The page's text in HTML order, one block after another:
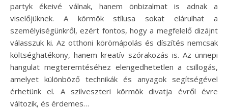
partyk ékeivé válnak, hanem önbizalmat is adnak a
viselőjüknek. A körmök stílusa sokat elárulhat a
személyiségünkről, ezért fontos, hogy a megfelelő dizájnt
válasszuk ki. Az otthoni körömápolás és díszítés nemcsak
költséghatékony, hanem kreatív szórakozás is. Az ünnepi
hangulat megteremtéséhez elengedhetetlen a csillogás,
amelyet különböző technikák és anyagok segítségével
érhetünk el. A szilveszteri körmök divatja évről évre
változik, és érdemes…